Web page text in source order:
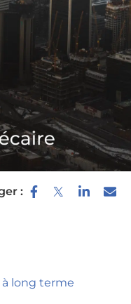
:
à long terme